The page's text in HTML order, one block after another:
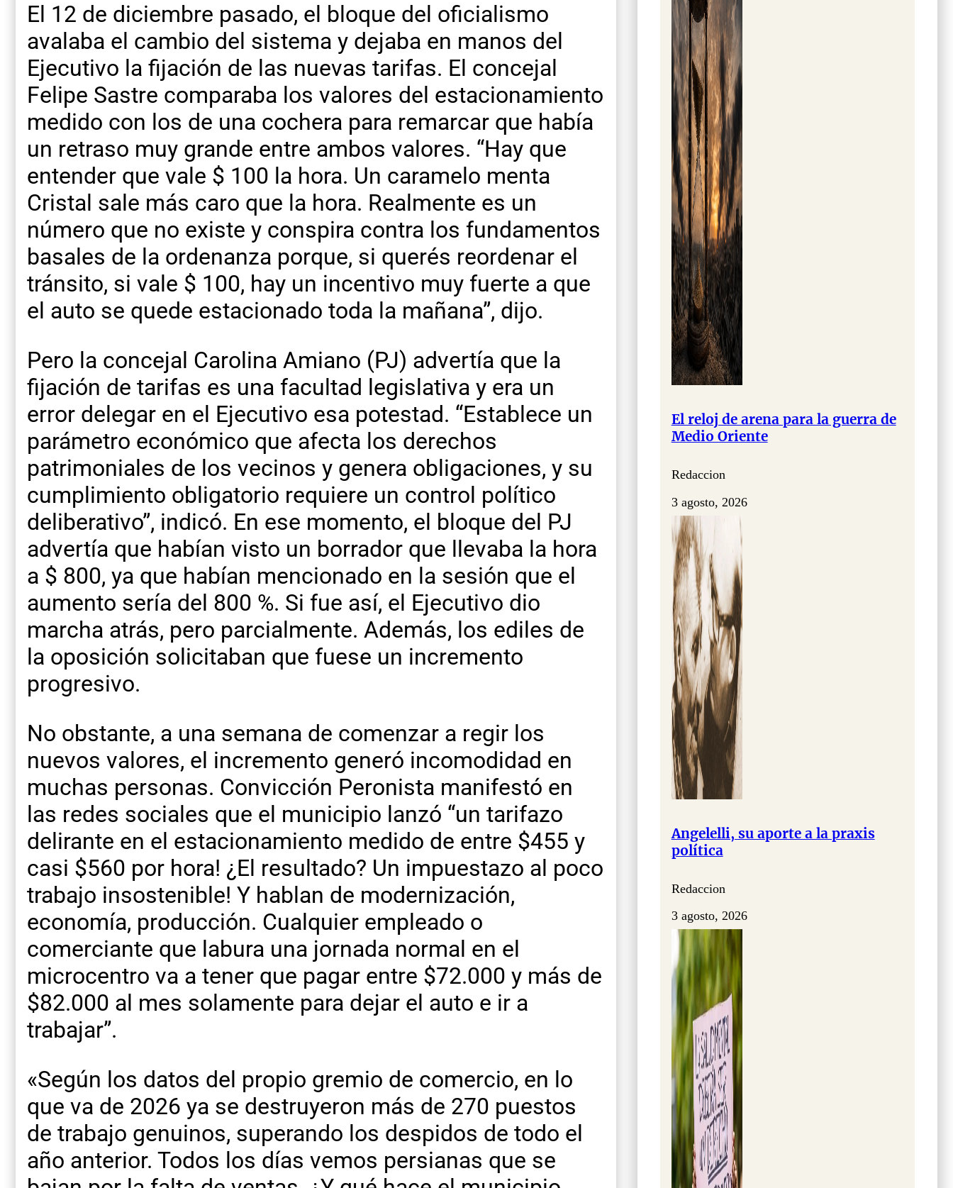
El 12 de diciembre pasado, el bloque del oficialismo
avalaba el cambio del sistema y dejaba en manos del
Ejecutivo la fijación de las nuevas tarifas. El concejal
Felipe Sastre comparaba los valores del estacionamiento
medido con los de una cochera para remarcar que había
un retraso muy grande entre ambos valores. “Hay que
entender que vale $ 100 la hora. Un caramelo menta
Cristal sale más caro que la hora. Realmente es un
número que no existe y conspira contra los fundamentos
basales de la ordenanza porque, si querés reordenar el
tránsito, si vale $ 100, hay un incentivo muy fuerte a que
el auto se quede estacionado toda la mañana”, dijo.
Pero la concejal Carolina Amiano (PJ) advertía que la
fijación de tarifas es una facultad legislativa y era un
error delegar en el Ejecutivo esa potestad. “Establece un
parámetro económico que afecta los derechos
patrimoniales de los vecinos y genera obligaciones, y su
cumplimiento obligatorio requiere un control político
deliberativo”, indicó. En ese momento, el bloque del PJ
advertía que habían visto un borrador que llevaba la hora
a $ 800, ya que habían mencionado en la sesión que el
aumento sería del 800 %. Si fue así, el Ejecutivo dio
marcha atrás, pero parcialmente. Además, los ediles de
la oposición solicitaban que fuese un incremento
progresivo.
No obstante, a una semana de comenzar a regir los
nuevos valores, el incremento generó incomodidad en
muchas personas. Convicción Peronista manifestó en
las redes sociales que el municipio lanzó “un tarifazo
delirante en el estacionamiento medido de entre $455 y
casi $560 por hora! ¿El resultado? Un impuestazo al poco
trabajo insostenible! Y hablan de modernización,
economía, producción. Cualquier empleado o
comerciante que labura una jornada normal en el
microcentro va a tener que pagar entre $72.000 y más de
$82.000 al mes solamente para dejar el auto e ir a
trabajar”.
«Según los datos del propio gremio de comercio, en lo
que va de 2026 ya se destruyeron más de 270 puestos
de trabajo genuinos, superando los despidos de todo el
año anterior. Todos los días vemos persianas que se
El reloj de arena para la guerra de
Medio Oriente
Redaccion
3 agosto, 2026
Angelelli, su aporte a la praxis
política
Redaccion
3 agosto, 2026